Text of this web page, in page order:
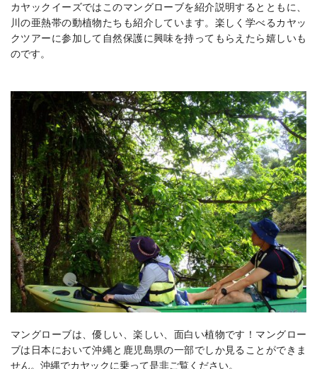
カヤックイーズではこのマングローブを紹介説明するとともに、
川の亜熱帯の動植物たちも紹介しています。楽しく学べるカヤッ
クツアーに参加して自然保護に興味を持ってもらえたら嬉しいも
のです。
マングローブは、優しい、楽しい、面白い植物です！マングロー
ブは日本において沖縄と鹿児島県の一部でしか見ることができま
せん。沖縄でカヤックに乗って是非ご覧ください。